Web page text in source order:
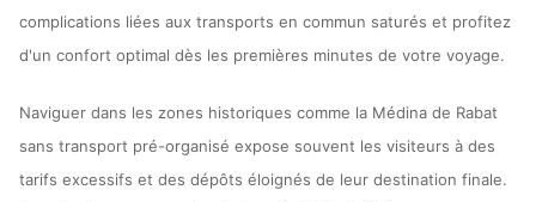
complications liées aux transports en commun saturés et profitez
d'un confort optimal dès les premières minutes de votre voyage.
Naviguer dans les zones historiques comme la Médina de Rabat
sans transport pré-organisé expose souvent les visiteurs à des
tarifs excessifs et des dépôts éloignés de leur destination finale.